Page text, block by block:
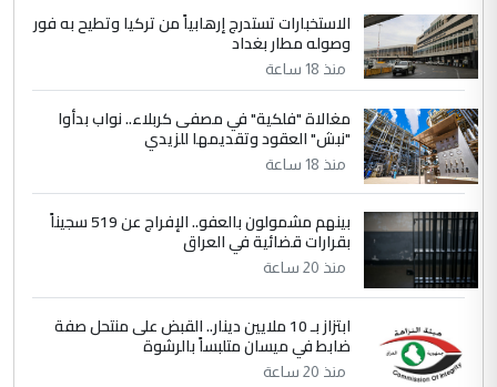
الموضوع :
الجواهري يرد على صدام حسين سل
مضجعيك يابن الزنا (نص كامل)
حيدر عاشور
التعليق : تحياتي لك استاذ حامدتركان. كلام
دقيق ومسؤول؛ فالاستثمار الحقيقي للإنسان
وثروات البلد يعتمد على الكفاءة ...
الموضوع :
بين الإهمال واغتصاب الأرض.. بلاد
الرافدين تعاني الجفاف والتصحر!!
التعليق : هذه الزيارة تنفع لبنان، دون الشعب
العراقي، الذي احترق بحر الصيف، في حين
الاستخبارات تستدرج إرهابياً من تركيا وتطيح به فور
وصوله مطار بغداد
منذ 18 ساعة
مغالاة "فلكية" في مصفى كربلاء.. نواب بدأوا
"نبش" العقود وتقديمها للزيدي
منذ 18 ساعة
بينهم مشمولون بالعفو.. الإفراج عن 519 سجيناً
بقرارات قضائية في العراق
منذ 20 ساعة
ابتزاز بـ 10 ملايين دينار.. القبض على منتحل صفة
ضابط في ميسان متلبساً بالرشوة
منذ 20 ساعة